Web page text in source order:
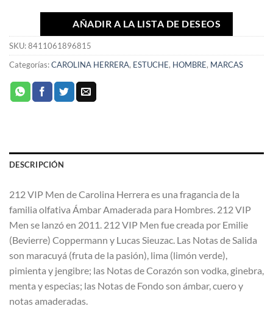
AÑADIR A LA LISTA DE DESEOS
SKU:8411061896815
Categorías:CAROLINA HERRERA, ESTUCHE, HOMBRE, MARCAS
DESCRIPCIÓN
212 VIP Men de Carolina Herrera es una fragancia de la
familia olfativa Ámbar Amaderada para Hombres. 212 VIP
Men se lanzó en 2011. 212 VIP Men fue creada por Emilie
(Bevierre) Coppermann y Lucas Sieuzac. Las Notas de Salida
son maracuyá (fruta de la pasión), lima (limón verde),
pimienta y jengibre; las Notas de Corazón son vodka, ginebra,
menta y especias; las Notas de Fondo son ámbar, cuero y
notas amaderadas.